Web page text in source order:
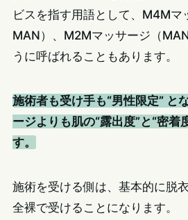
ビスを指す用語として、M4M
MAN）、M2Mマッサージ（
うに呼ばれることもあります。
施術者も受け手も“男性限定” と
ージよりも肌の“露出度”と“密着
す。
施術を受ける側は、基本的に脱
全裸で受けることになります。